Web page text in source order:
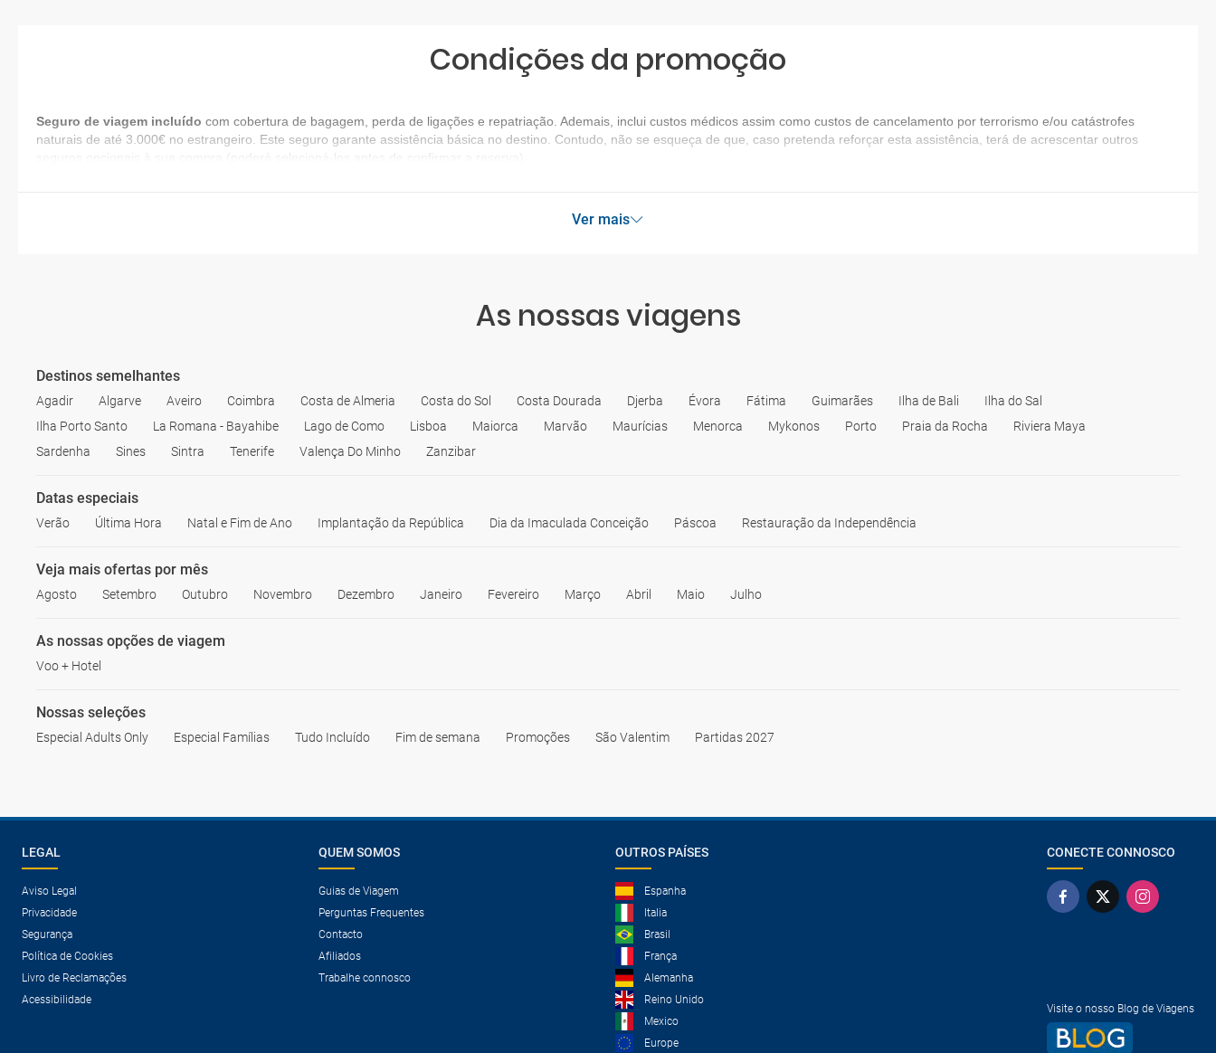
Condições da promoção
Seguro de viagem incluído com cobertura de bagagem, perda de ligações e repatriação. Ademais, inclui custos médicos assim como custos de cancelamento por terrorismo e/ou catástrofes
naturais de até 3.000€ no estrangeiro. Este seguro garante assistência básica no destino. Contudo, não se esqueça de que, caso pretenda reforçar esta assistência, terá de acrescentar outros
seguros opcionais à sua compra (poderá selecioná-los antes de confirmar a reserva).
Ver mais
As nossas viagens
Destinos semelhantes
Agadir Algarve Aveiro Coimbra Costa de Almeria Costa do Sol Costa Dourada Djerba Évora Fátima Guimarães Ilha de Bali
Ilha do Sal
Ilha Porto Santo
La Romana - Bayahibe Lago de Como Lisboa Maiorca Marvão Maurícias Menorca Mykonos Porto Praia da Rocha
Riviera Maya
Sardenha
Sines Sintra Tenerife Valença Do Minho Zanzibar
Datas especiais
Verão Última Hora Natal e Fim de Ano Implantação da República Dia da Imaculada Conceição Páscoa Restauração da Independência
Veja mais ofertas por mês
Agosto Setembro Outubro Novembro Dezembro Janeiro Fevereiro Março Abril Maio Julho
As nossas opções de viagem
Voo + Hotel
Nossas seleções
Especial Adults Only Especial Famílias Tudo Incluído Fim de semana Promoções São Valentim Partidas 2027
LEGAL
Aviso Legal
Privacidade
Segurança
Política de Cookies
Livro de Reclamações
Acessibilidade
QUEM SOMOS
Guias de Viagem
Perguntas Frequentes
Contacto
Afiliados
Trabalhe connosco
OUTROS PAÍSES
Espanha
Italia
Brasil
França
Alemanha
Reino Unido
Mexico
Europe
CONECTE CONNOSCO
Visite o nosso Blog de Viagens